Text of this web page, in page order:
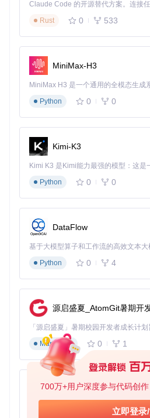
700万+用户深度参与代码创
立即登录
解密
5分钟/个
秒/
批量处
理
逐文件操作，易
出错
无
换
骤繁琐
三、实践指南：从安装到
本，按提示完成安装
▶ 获取项目源码：打开终端执行
ode.com/gh_mirrors/rp/
编译完成
▶ 启动图形界面：运行
程序加载
▶ 选择加密文件：点击"File"菜单，
▶ 查看文件列表：程序自动解析文
图：RPG Maker Decrypter图形界
存档及文件列表
命令行高效操作：适合批量处理
对于需要处理多个文件的场景，命
r.Cli -- "加密文件路径" ，添加
Rust
0 533
MiniMax-H3
Python
0 0
Kimi-K3
Python
0 0
DataFlow
基于大模型算子和工作流的高效文本
Python
0 4
源启盛夏_AtomGit暑期开
Markdown
0 1
py-xiaozhi